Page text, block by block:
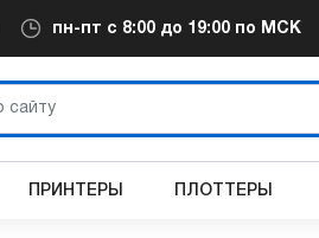
пн-пт с 8:00 до 19:00 по МСК
ПРИНТЕРЫ ПЛОТТЕРЫ